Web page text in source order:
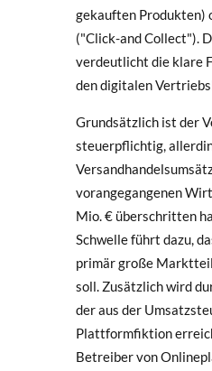
gekauften Produkten)
("Click-and Collect").
verdeutlicht die klare
den digitalen
Grundsätzlich ist der
steuerpflichtig,
vorangegangenen
Mio. € überschritten
Schwelle führt dazu,
primär große
soll. Zusätzlich wird
der aus der
Plattformfiktion
Betreiber von